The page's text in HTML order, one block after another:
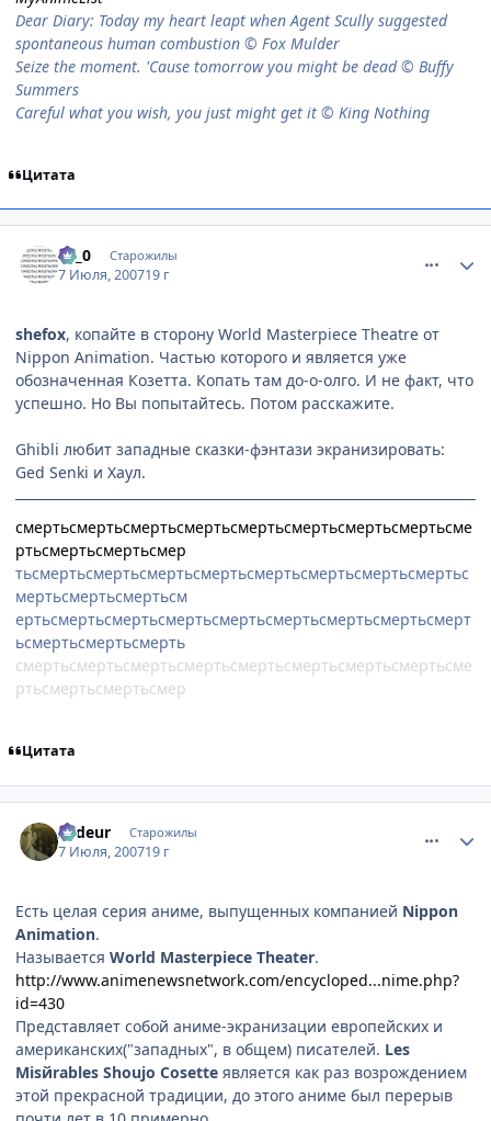
Dear Diary: Today my heart leapt when Agent Scully suggested
spontaneous human combustion © Fox Mulder
Seize the moment. 'Cause tomorrow you might be dead © Buffy
Summers
Careful what you wish, you just might get it © King Nothing
Цитата
Le_0 Старожилы
7 Июля, 200719 г
shefox, копайте в сторону World Masterpiece Theatre от
Nippon Animation. Частью которого и является уже
обозначенная Козетта. Копать там до-о-олго. И не факт, что
успешно. Но Вы попытайтесь. Потом расскажите.
Ghibli любит западные сказки-фэнтази экранизировать:
Ged Senki и Хаул.
смертьсмертьсмертьсмертьсмертьсмертьсмертьсмертьсме
ртьсмертьсмертьсмер
тьсмертьсмертьсмертьсмертьсмертьсмертьсмертьсмертьс
мертьсмертьсмертьсм
ертьсмертьсмертьсмертьсмертьсмертьсмертьсмертьсмерт
ьсмертьсмертьсмерть
смертьсмертьсмертьсмертьсмертьсмертьсмертьсмертьсме
ртьсмертьсмертьсмер
Цитата
Ardeur Старожилы
7 Июля, 200719 г
Есть целая серия аниме, выпущенных компанией Nippon
Animation.
Называется World Masterpiece Theater.
http://www.animenewsnetwork.com/encycloped...nime.php?
id=430
Представляет собой аниме-экранизации европейских и
американских("западных", в общем) писателей. Les
Misйrables Shoujo Cosette является как раз возрождением
этой прекрасной традиции, до этого аниме был перерыв